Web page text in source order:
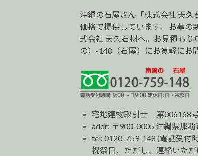
沖縄の石屋さん「株式会社 天
価格で提供しています。 お墓
式会社 天久石材へ。お見積もり
の）-148（石屋）にお気軽にお
宅地建物取引士 第006168
addr: 〒900-0005 沖縄県那覇
tel:0120-759-148 (電話受付
祝祭日、ただし、連絡いた